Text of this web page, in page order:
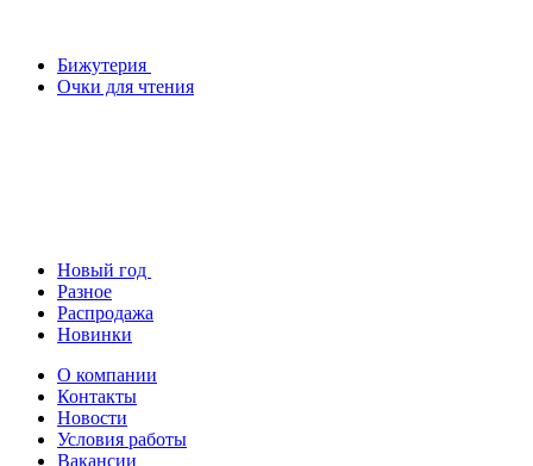
Бижутерия
Очки для чтения
Новый год
Разное
Распродажа
Новинки
О компании
Контакты
Новости
Условия работы
Вакансии